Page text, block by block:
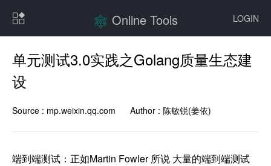
LOGIN
Online Tools
单元测试3.0实践之Golang质量生态建
设
Source : mp.weixin.qq.com Author : 陈敏锐(姜依)
端到端测试：正如Martin Fowler 所说 大量的端到端测试